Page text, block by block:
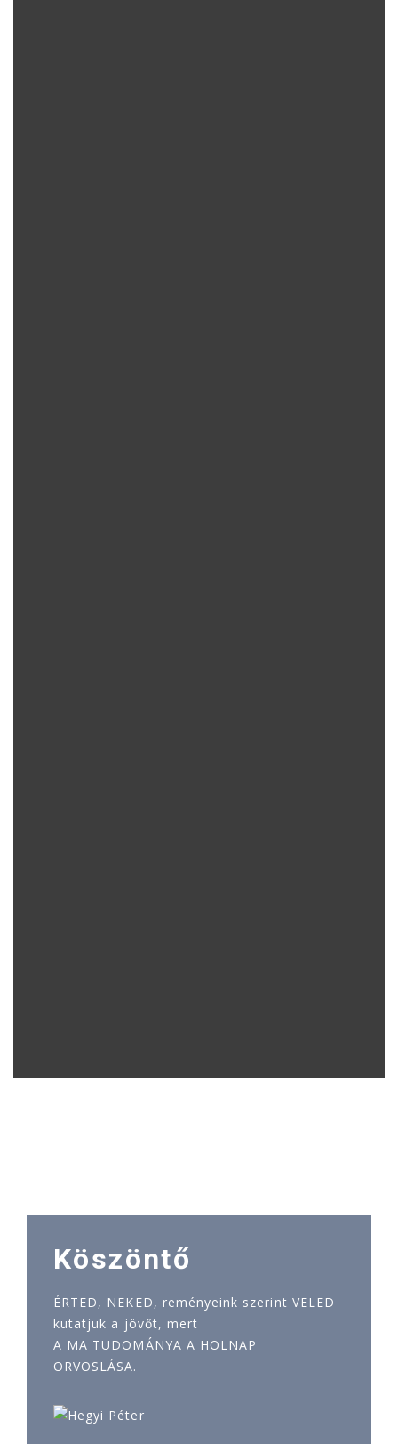
Köszöntő
ÉRTED, NEKED, reményeink szerint VELED
kutatjuk a jövőt, mert
A MA TUDOMÁNYA A HOLNAP
ORVOSLÁSA.